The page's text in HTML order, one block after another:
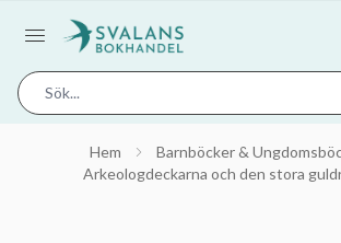
Hem
Barnböcker &
Arkeologdeckarna och den stora